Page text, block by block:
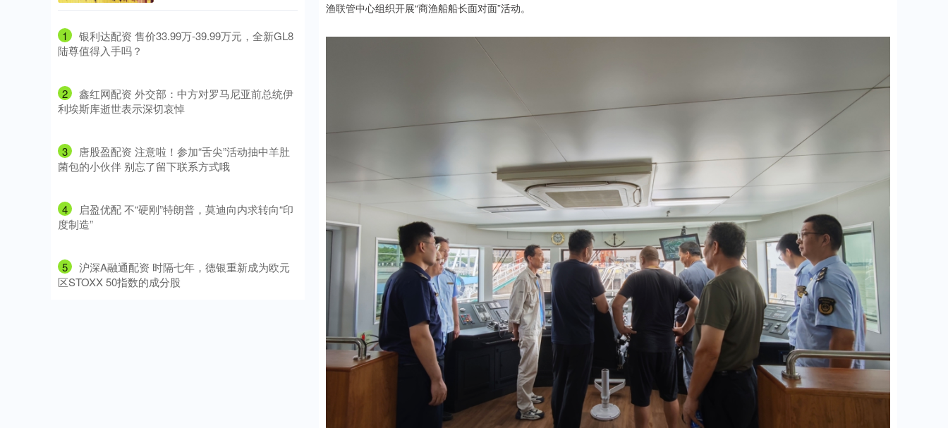
渔联管中心组织开展“商渔船船长面对面”活动。
1
​银利达配资 售价33.99万-39.99万元，全新GL8
陆尊值得入手吗？
2
​鑫红网配资 外交部：中方对罗马尼亚前总统伊
利埃斯库逝世表示深切哀悼
3
​唐股盈配资 注意啦！参加“舌尖”活动抽中羊肚
菌包的小伙伴 别忘了留下联系方式哦
4
​启盈优配 不“硬刚”特朗普，莫迪向内求转向“印
度制造”
5
​沪深A融通配资 时隔七年，德银重新成为欧元
区STOXX 50指数的成分股